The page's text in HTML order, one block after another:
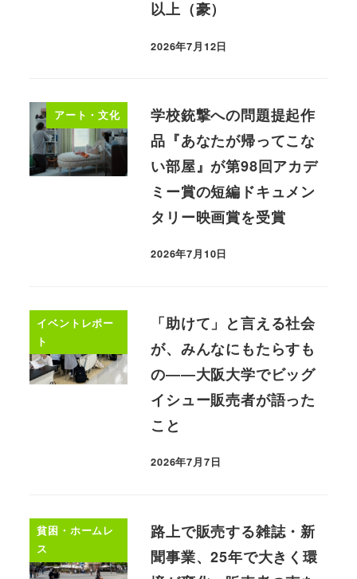
以上（豪）
2026年7月12日
アート・文化
学校銃撃への問題提起作
品『あなたが帰ってこな
い部屋』が第98回アカデ
ミー賞の短編ドキュメン
タリー映画賞を受賞
2026年7月10日
イベントレポー
ト
「助けて」と言える社会
が、みんなにもたらすも
の――大阪大学でビッグ
イシュー販売者が語った
こと
2026年7月7日
貧困・ホームレ
ス
路上で販売する雑誌・新
聞事業、25年で大きく環